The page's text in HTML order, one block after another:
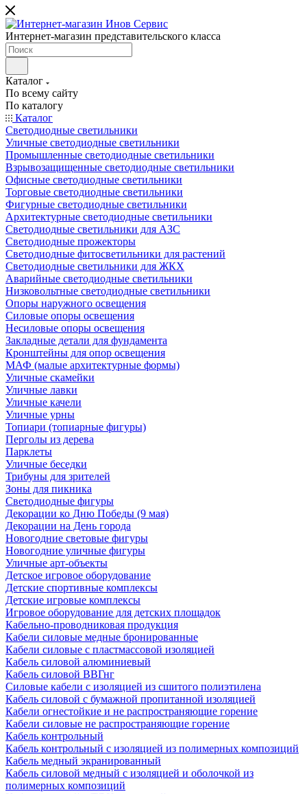
Интернет-магазин представительского класса
Каталог
По всему сайту
По каталогу
Каталог
Светодиодные светильники
Уличные светодиодные светильники
Промышленные светодиодные светильники
Взрывозащищенные светодиодные светильники
Офисные светодиодные светильники
Торговые светодиодные светильники
Фигурные светодиодные светильники
Архитектурные светодиодные светильники
Светодиодные светильники для АЗС
Светодиодные прожекторы
Светодиодные фитосветильники для растений
Светодиодные светильники для ЖКХ
Аварийные светодиодные светильники
Низковольтные светодиодные светильники
Опоры наружного освещения
Силовые опоры освещения
Несиловые опоры освещения
Закладные детали для фундамента
Кронштейны для опор освещения
МАФ (малые архитектурные формы)
Уличные скамейки
Уличные лавки
Уличные качели
Уличные урны
Топиари (топиарные фигуры)
Перголы из дерева
Парклеты
Уличные беседки
Трибуны для зрителей
Зоны для пикника
Светодиодные фигуры
Декорации ко Дню Победы (9 мая)
Декорации на День города
Новогодние световые фигуры
Новогодние уличные фигуры
Уличные арт-объекты
Детское игровое оборудование
Детские спортивные комплексы
Детские игровые комплексы
Игровое оборудование для детских площадок
Кабельно-проводниковая продукция
Кабели силовые медные бронированные
Кабели силовые с пластмассовой изоляцией
Кабель силовой алюминиевый
Кабель силовой ВВГнг
Силовые кабели с изоляцией из сшитого полиэтилена
Кабель силовой с бумажной пропитанной изоляцией
Кабели огнестойкие и не распространяющие горение
Кабели силовые не распространяющие горение
Кабель контрольный
Кабель контрольный с изоляцией из полимерных композиций
Кабель медный экранированный
Кабель силовой медный с изоляцией и оболочкой из
полимерных композиций